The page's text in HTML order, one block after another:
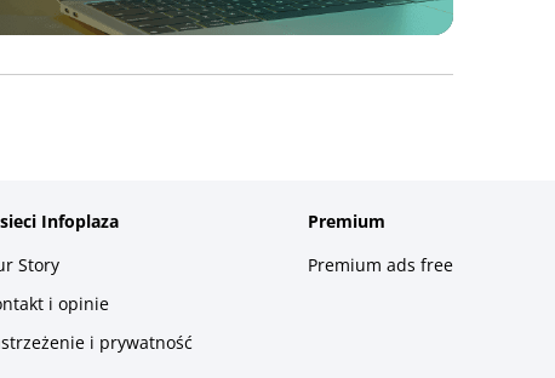
Infoplaza
Story
i opinie
i prywatność
Premium
Premium ads free